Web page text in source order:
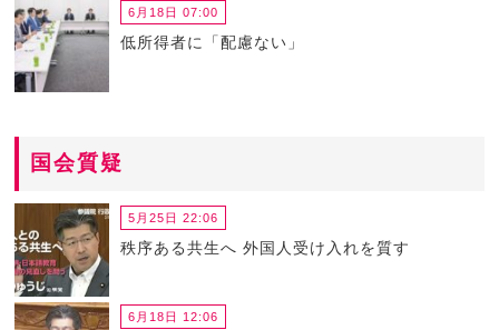
6月18日 07:00
低所得者に「配慮ない」
国会質疑
5月25日 22:06
秩序ある共生へ 外国人受け入れを質す
6月18日 12:06